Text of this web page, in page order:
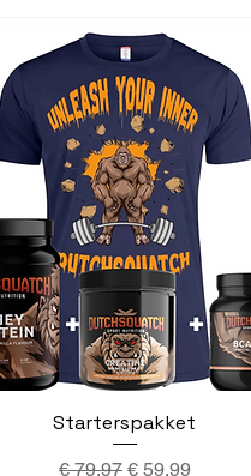
Starterspakket
Normale prijs
€ 79,97 Verkoopprijs
€ 59,99